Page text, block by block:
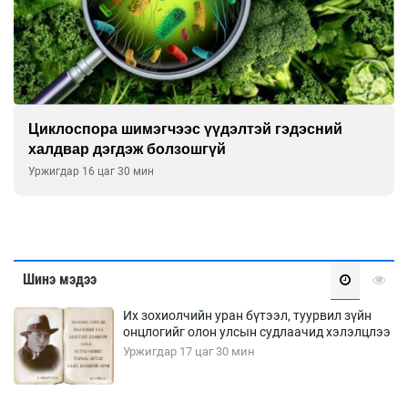
Сэтгэцийн эрүүл мэндэд “санаа тавих” олон
улсын хурал зохион байгуулна
Уржигдар 16 цаг 00 мин
Шинэ мэдээ
Их зохиолчийн уран бүтээл, туурвил зүйн
онцлогийг олон улсын судлаачид хэлэлцлээ
Уржигдар 17 цаг 30 мин